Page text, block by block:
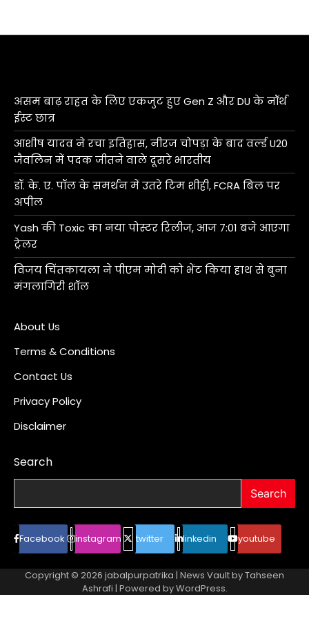
असम बाढ़ राहत के लिए एकजुट हुए Gen Z और DU के नॉर्थ
ईस्ट छात्र
आशीष यादव ने रचा इतिहास, नीरज चोपड़ा के बाद वर्ल्ड U20
जैवलिन में पदक जीतने वाले दूसरे भारतीय
डॉ. के. ए. पॉल के समर्थन में उतरे टिम शीही, FCRA बिल पर
अपील
Yash की Toxic का नया पोस्टर रिलीज, आज 7:01 बजे आएगा
ट्रेलर
विजय चिंतकायला ने पीएम मोदी को भेंट किया हाथ से बुना
मंगलागिरी शॉल
About Us
Terms & Conditions
Contact Us
Privacy Policy
Disclaimer
Search
Search
Facebook instagram twitter linkedin youtube
Copyright © 2026 jabalpurpatrika | News Vault byTahseen
Ashrafi | Powered byWordPress.